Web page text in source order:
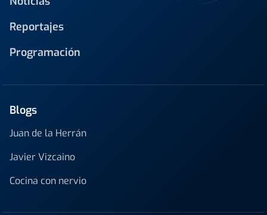
Reportajes
Programación
Blogs
Juan de la Herrán
Javier Vizcaino
Cocina con nervio